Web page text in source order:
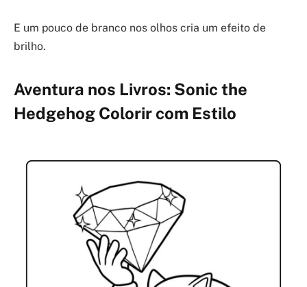
E um pouco de branco nos olhos cria um efeito de
brilho.
Aventura nos Livros: Sonic the
Hedgehog Colorir com Estilo